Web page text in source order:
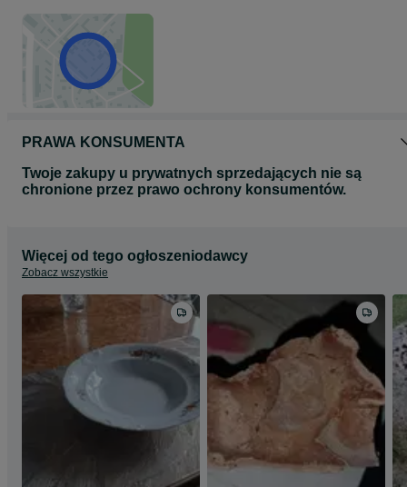
PRAWA KONSUMENTA
Twoje zakupy u prywatnych sprzedających nie są
chronione przez prawo ochrony konsumentów.
Więcej od tego ogłoszeniodawcy
Zobacz wszystkie